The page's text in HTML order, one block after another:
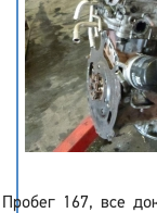
Пробег 167, все